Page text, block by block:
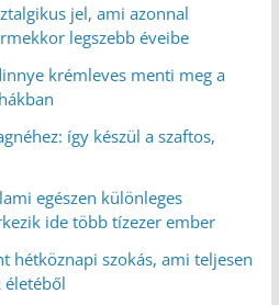
jel, ami azonnal
legszebb éveibe
krémleves menti meg a
így készül a szaftos,
egészen különleges
ide több tízezer ember
hétköznapi szokás, ami teljesen
életéből